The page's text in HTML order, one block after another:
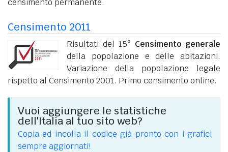
censimento permanente.
Censimento 2011
Risultati del 15° Censimento generale
della popolazione e delle abitazioni.
Variazione della popolazione legale
rispetto al Censimento 2001. Primo censimento online.
Vuoi aggiungere le statistiche
dell'Italia al tuo sito web?
Copia ed incolla il codice già pronto con i grafici
sempre aggiornati!